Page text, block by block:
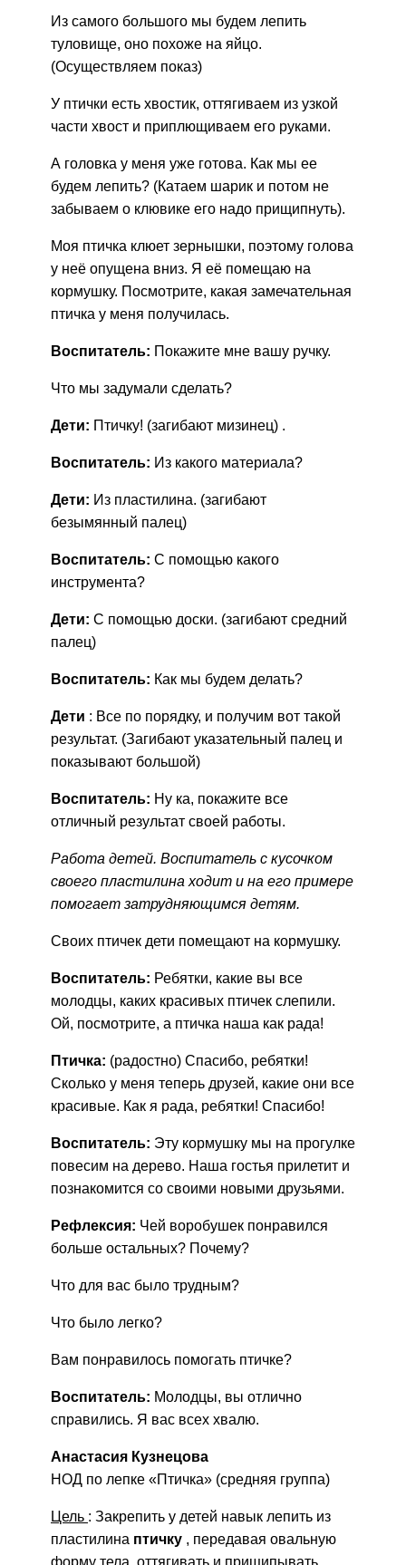
Из самого большого мы будем лепить
туловище, оно похоже на яйцо.
(Осуществляем показ)
У птички есть хвостик, оттягиваем из узкой
части хвост и приплющиваем его руками.
А головка у меня уже готова. Как мы ее
будем лепить? (Катаем шарик и потом не
забываем о клювике его надо прищипнуть).
Моя птичка клюет зернышки, поэтому голова
у неё опущена вниз. Я её помещаю на
кормушку. Посмотрите, какая замечательная
птичка у меня получилась.
Воспитатель: Покажите мне вашу ручку.
Что мы задумали сделать?
Дети: Птичку! (загибают мизинец) .
Воспитатель: Из какого материала?
Дети: Из пластилина. (загибают
безымянный палец)
Воспитатель: С помощью какого
инструмента?
Дети: С помощью доски. (загибают средний
палец)
Воспитатель: Как мы будем делать?
Дети : Все по порядку, и получим вот такой
результат. (Загибают указательный палец и
показывают большой)
Воспитатель: Ну ка, покажите все
отличный результат своей работы.
Работа детей. Воспитатель с кусочком
своего пластилина ходит и на его примере
помогает затрудняющимся детям.
Своих птичек дети помещают на кормушку.
Воспитатель: Ребятки, какие вы все
молодцы, каких красивых птичек слепили.
Ой, посмотрите, а птичка наша как рада!
Птичка: (радостно) Спасибо, ребятки!
Сколько у меня теперь друзей, какие они все
красивые. Как я рада, ребятки! Спасибо!
Воспитатель: Эту кормушку мы на прогулке
повесим на дерево. Наша гостья прилетит и
познакомится со своими новыми друзьями.
Рефлексия: Чей воробушек понравился
больше остальных? Почему?
Что для вас было трудным?
Что было легко?
Вам понравилось помогать птичке?
Воспитатель: Молодцы, вы отлично
справились. Я вас всех хвалю.
Анастасия Кузнецова
НОД по лепке «Птичка» (средняя группа)
Цель : Закрепить у детей навык лепить из
пластилина птичку , передавая овальную